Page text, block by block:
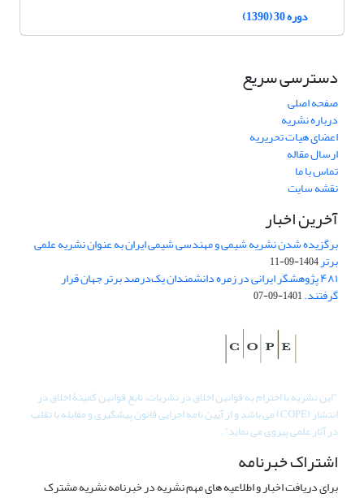
دوره 30 (1390)
دسترسی سریع
صفحه اصلی
درباره نشریه
اعضای هیات تحریریه
ارسال مقاله
تماس با ما
نقشه سایت
آخرین اخبار
برگزیده شدن نشریه شیمی و مهندسی شیمی ایران به عنوان نشریه علمی
برتر1404-09-11
۴۸۱ پژوهشگر ایرانی در زمره دانشمندان یک‌درصد برتر جهان قرار
گرفتند.1401-09-07
"این نشریه با احترام به قوانین اخلاق در نشریات، تابع قوانین کمیتۀ اخلاق در
انتشار (COPE) می باشد و از آیین نامه اجرایی قانون پیشگیری و مقابله با تقلب
در آثار علمی پیروی می نماید".
اشتراک خبرنامه
برای دریافت اخبار و اطلاعیه های مهم نشریه در خبرنامه نشریه مشترک